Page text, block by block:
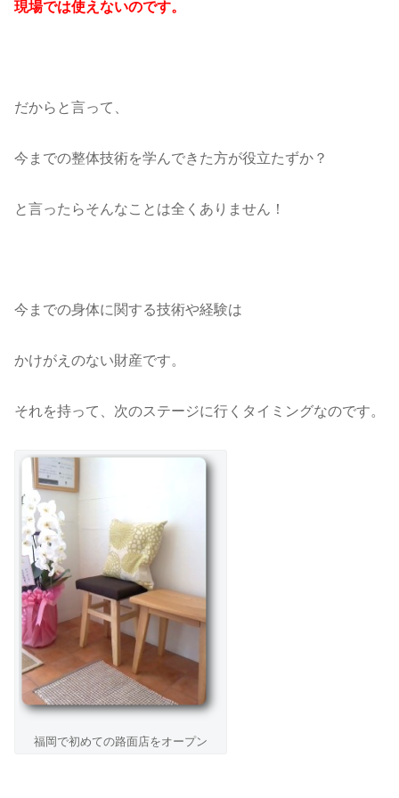
現場では使えないのです。
だからと言って、
今までの整体技術を学んできた方が役立たずか？
と言ったらそんなことは全くありません！
今までの身体に関する技術や経験は
かけがえのない財産です。
それを持って、次のステージに行くタイミングなのです。
福岡で初めての路面店をオープン